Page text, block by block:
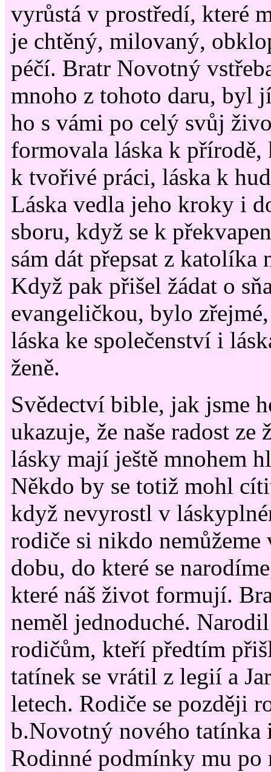
vyrůstá v prostředí, které
je chtěný, milovaný,
péčí. Bratr Novotný
mnoho z tohoto daru, byl
ho s vámi po celý svůj
formovala láska k přírodě,
k tvořivé práci, láska k
Láska vedla jeho kroky i
sboru, když se k
sám dát přepsat z katolíka
Když pak přišel žádat o
evangeličkou, bylo
láska ke společenství i
ženě.
Svědectví bible, jak jsme
ukazuje, že naše radost ze
lásky mají ještě mnohem
Někdo by se totiž mohl
když nevyrostl v
rodiče si nikdo nemůžeme
dobu, do které se
které náš život formují.
neměl jednoduché.
rodičům, kteří předtím
tatínek se vrátil z legií a
letech. Rodiče se později
b.Novotný nového tatínka
Rodinné podmínky mu po